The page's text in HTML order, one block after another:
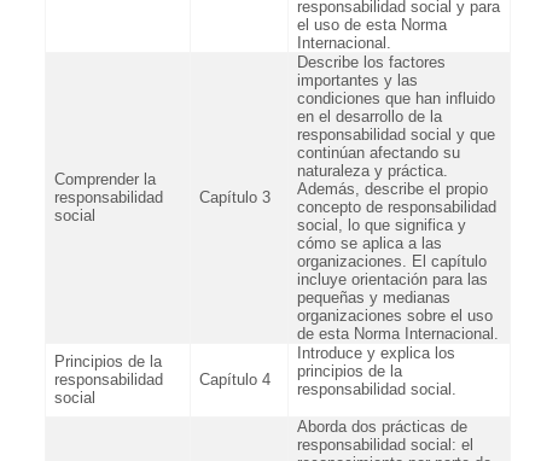
responsabilidad social y para
el uso de esta Norma
Internacional.
Comprender la
responsabilidad
social
Capítulo 3
Describe los factores
importantes y las
condiciones que han influido
en el desarrollo de la
responsabilidad social y que
continúan afectando su
naturaleza y práctica.
Además, describe el propio
concepto de responsabilidad
social, lo que significa y
cómo se aplica a las
organizaciones. El capítulo
incluye orientación para las
pequeñas y medianas
organizaciones sobre el uso
de esta Norma Internacional.
Principios de la
responsabilidad
social
Capítulo 4
Introduce y explica los
principios de la
responsabilidad social.
Aborda dos prácticas de
responsabilidad social: el